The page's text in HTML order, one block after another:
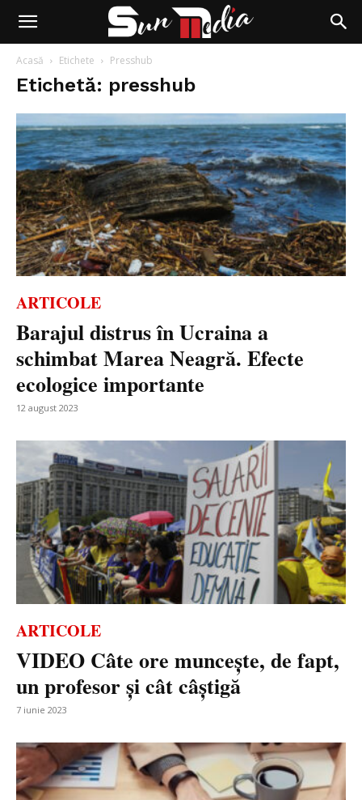
Acasă Etichete Presshub
Etichetă: presshub
ARTICOLE
Barajul distrus în Ucraina a
schimbat Marea Neagră. Efecte
ecologice importante
12 august 2023
ARTICOLE
VIDEO Câte ore muncește, de fapt,
un profesor și cât câștigă
7 iunie 2023